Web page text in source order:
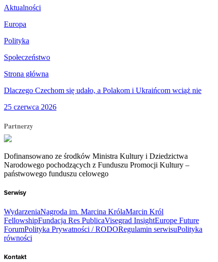
Aktualności
Europa
Polityka
Społeczeństwo
Strona główna
Dlaczego Czechom się udało, a Polakom i Ukraińcom wciąż nie
25 czerwca 2026
Partnerzy
Dofinansowano ze środków Ministra Kultury i Dziedzictwa
Narodowego pochodzących z Funduszu Promocji Kultury –
państwowego funduszu celowego
Serwisy
WydarzeniaNagroda im. Marcina KrólaMarcin Król
FellowshipFundacja Res PublicaVisegrad InsightEurope Future
ForumPolityka Prywatności / RODORegulamin serwisuPolityka
równości
Kontakt